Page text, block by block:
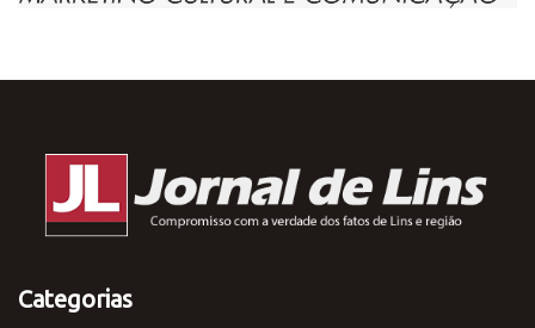
Categorias